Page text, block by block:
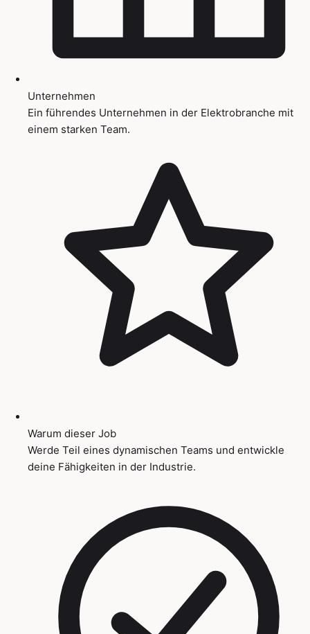
Unternehmen
Ein führendes Unternehmen in der Elektrobranche mit
einem starken Team.
Warum dieser Job
Werde Teil eines dynamischen Teams und entwickle
deine Fähigkeiten in der Industrie.